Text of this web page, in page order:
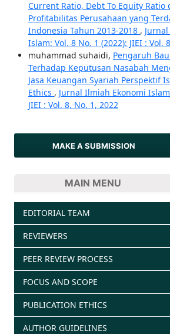
Current Ratio, Debt To Equity Ratio
Profitabilitas Perusahaan yang
Indonesia Tahun 2013-2018 ,
Islam: Vol. 8 No. 1 (2022): JIEI : Vol.
muhammad suhaidi, Pengaruh
Terhadap Keputusan Nasabah
Jasa Keuangan Syariah Perspektif
Ethics , Jurnal Ilmiah Ekonomi
JIEI : Vol. 8, No. 1, 2022
MAKE A SUBMISSION
MAIN MENU
EDITORIAL TEAM
REVIEWERS
PEER REVIEW PROCESS
FOCUS AND SCOPE
PUBLICATION ETHICS
AUTHOR GUIDELINES